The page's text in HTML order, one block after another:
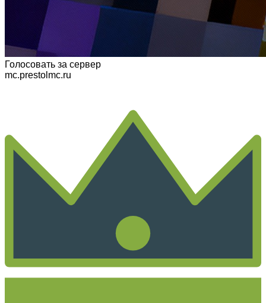
Голосовать за сервер
mc.prestolmc.ru